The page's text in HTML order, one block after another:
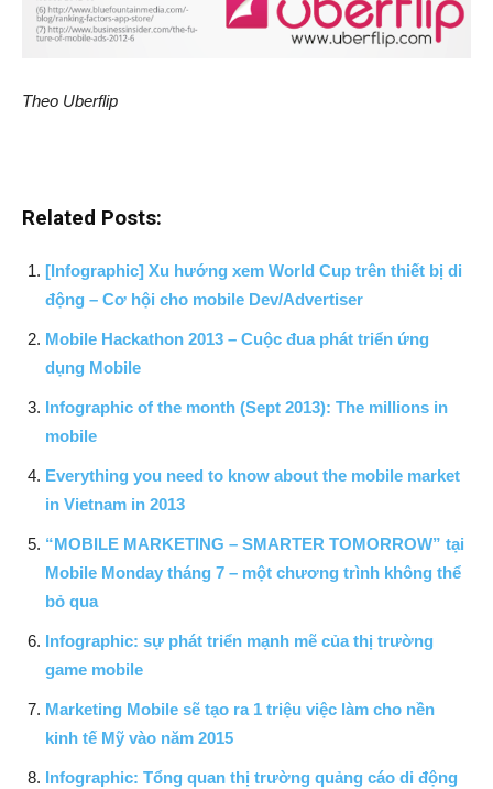
Theo Uberflip
Related Posts:
[Infographic] Xu hướng xem World Cup trên thiết bị di
động – Cơ hội cho mobile Dev/Advertiser
Mobile Hackathon 2013 – Cuộc đua phát triển ứng
dụng Mobile
Infographic of the month (Sept 2013): The millions in
mobile
Everything you need to know about the mobile market
in Vietnam in 2013
“MOBILE MARKETING – SMARTER TOMORROW” tại
Mobile Monday tháng 7 – một chương trình không thể
bỏ qua
Infographic: sự phát triển mạnh mẽ của thị trường
game mobile
Marketing Mobile sẽ tạo ra 1 triệu việc làm cho nền
kinh tế Mỹ vào năm 2015
Infographic: Tổng quan thị trường quảng cáo di động